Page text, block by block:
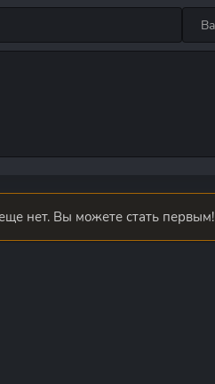
нет. Вы можете стать первым!